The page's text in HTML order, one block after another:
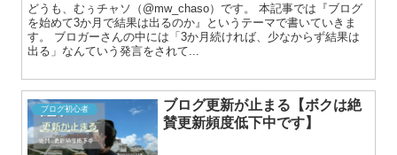
どうも、むぅチャソ（@mw_chaso）です。 本記事では『ブログ
を始めて3か月で結果は出るのか』というテーマで書いていきま
す。 ブロガーさんの中には「3か月続ければ、少なからず結果は
出る」なんていう発言をされて...
ブログ初心者
ブログ更新が止まる【ボクは絶
賛更新頻度低下中です】